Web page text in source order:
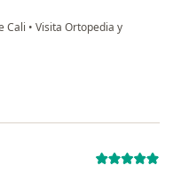
Cali • Visita Ortopedia y